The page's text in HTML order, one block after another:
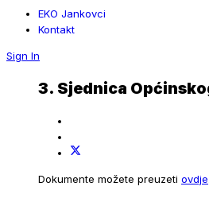
EKO Jankovci
Kontakt
Sign In
3. Sjednica
Dokumente možete preuzeti ovdje